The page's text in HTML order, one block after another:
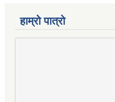
हाम्रो पात्रो